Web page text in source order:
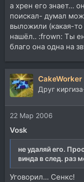
а хрен его знает...
поискал- думал
выложили (какая-то
нашёл.. :frown: Ты
благо она одна на
CakeWorker
Друг
22 Мар 2006
Vosk
не удаляй его.
винда в след. раз
Уговорил... Сенкс!